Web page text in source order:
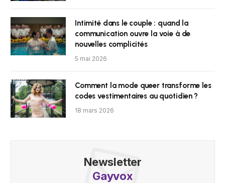
Intimité dans le couple : quand la
communication ouvre la voie à de
nouvelles complicités
5 mai 2026
Comment la mode queer transforme les
codes vestimentaires au quotidien ?
18 mars 2026
Newsletter
Gayvox